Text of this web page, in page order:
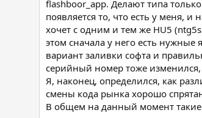
flashboor_app. Делают типа
появляется то, что есть у меня,
хочет с одним и тем же HU5
этом сначала у него есть нужные
вариант заливки софта и
серийный номер тоже изменился,
Я, наконец, определился, как
смены кода рынка хорошо
В общем на данный момент такие